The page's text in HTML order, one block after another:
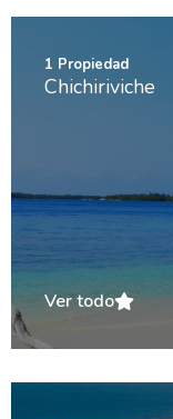
1 Propiedad
Chichiriviche
Ver todo